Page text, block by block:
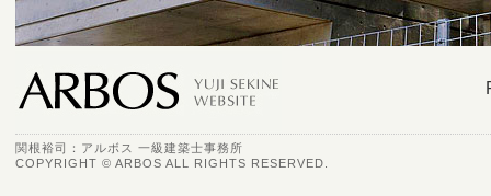
関根裕司：アルボス 一級建築士事務所
COPYRIGHT © ARBOS ALL RIGHTS RESERVED.